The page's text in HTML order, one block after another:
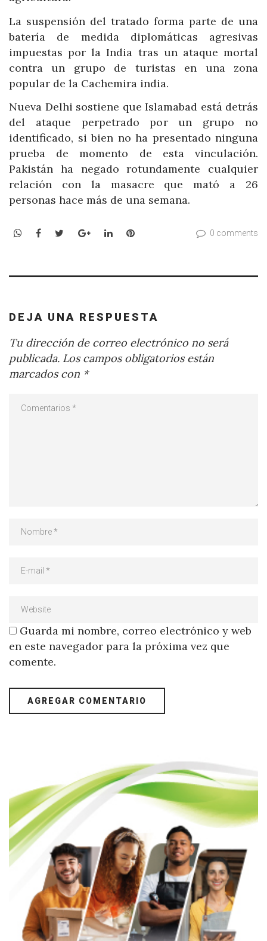
La suspensión del tratado forma parte de una
batería de medida diplomáticas agresivas
impuestas por la India tras un ataque mortal
contra un grupo de turistas en una zona
popular de la Cachemira india.
Nueva Delhi sostiene que Islamabad está detrás
del ataque perpetrado por un grupo no
identificado, si bien no ha presentado ninguna
prueba de momento de esta vinculación.
Pakistán ha negado rotundamente cualquier
relación con la masacre que mató a 26
personas hace más de una semana.
WhatsApp
Facebook
TwitterGoogle+LinkedInPinterest 0 comments
DEJA UNA RESPUESTA
Tu dirección de correo electrónico no será
publicada. Los campos obligatorios están
marcados con *
Guarda mi nombre, correo electrónico y web
en este navegador para la próxima vez que
comente.